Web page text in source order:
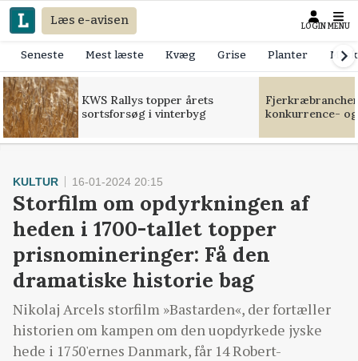
Læs e-avisen LOGIN MENU
Seneste Mest læste Kvæg Grise Planter
KWS Rallys topper årets
sortsforsøg i vinterbyg
konkurrence-
KULTUR 16-01-2024 20:15
Storfilm om opdyrkningen af
heden i 1700-tallet topper
prisnomineringer: Få den
dramatiske historie bag
Nikolaj Arcels storfilm »Bastarden«, der fortæller
historien om kampen om den uopdyrkede jyske
hede i 1750'ernes Danmark, får 14 Robert-